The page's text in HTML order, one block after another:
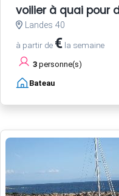
voilier à quai pour
Landes 40
à partir de € la semaine
3 personne(s)
Bateau